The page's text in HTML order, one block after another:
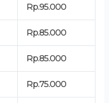
Rp.95.000
Rp.85.000
Rp.85.000
Rp.75.000